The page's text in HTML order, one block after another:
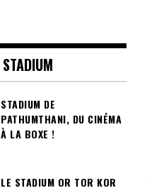
STADIUM
STADIUM DE
PATHUMTHANI, DU CINÉMA
À LA BOXE !
LE STADIUM OR TOR KOR